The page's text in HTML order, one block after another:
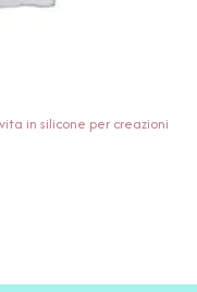
in silicone per creazioni